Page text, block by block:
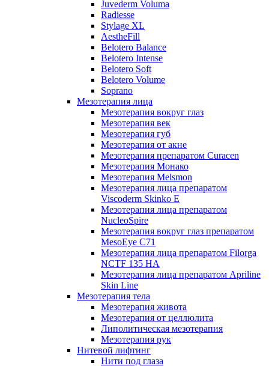
Juvederm Voluma
Radiesse
Stylage XL
AestheFill
Belotero Balance
Belotero Intense
Belotero Soft
Belotero Volume
Soprano
Мезотерапия лица
Мезотерапия вокруг глаз
Мезотерапия век
Мезотерапия губ
Мезотерапия от акне
Мезотерапия препаратом Curacen
Мезотерапия Монако
Мезотерапия Melsmon
Мезотерапия лица препаратом
Viscoderm Skinko E
Мезотерапия лица препаратом
NucleoSpire
Мезотерапия вокруг глаз препаратом
MesoEye С71
Мезотерапия лица препаратом Filorga
NCTF 135 HA
Мезотерапия лица препаратом Apriline
Skin Line
Мезотерапия тела
Мезотерапия живота
Мезотерапия от целлюлита
Липолитическая мезотерапия
Мезотерапия рук
Нитевой лифтинг
Нити под глаза